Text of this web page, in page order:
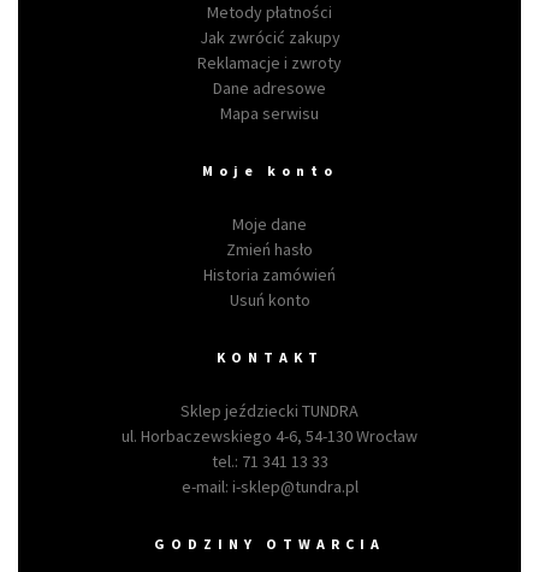
Metody płatności
Jak zwrócić zakupy
Reklamacje i zwroty
Dane adresowe
Mapa serwisu
Moje konto
Moje dane
Zmień hasło
Historia zamówień
Usuń konto
KONTAKT
Sklep jeździecki TUNDRA
ul. Horbaczewskiego 4-6, 54-130 Wrocław
tel.: 71 341 13 33
e-mail: i-sklep@tundra.pl
GODZINY OTWARCIA